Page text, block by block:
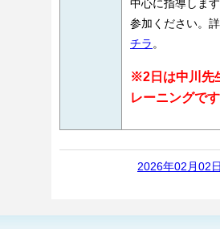
中心に指導しま
参加ください。
チラ 。
※2日は中川先
レーニングです
2026年02月02日